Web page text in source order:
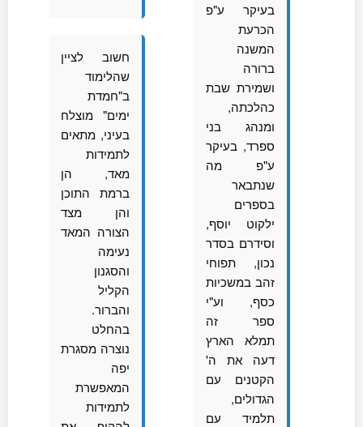
בעיקר ע"פ
הכרעת
המשנה
ברורה
ושמירת שבת
כהלכתה,
ומנהג בני
ספרד, בעיקר
ע"פ מה
שנתבאר
בספרים
ילקוט יוסף,
וסידרם בסדר
נכון, תפוחי
זהב במשכיות
כסף, וע"י
ספר זה
תמלא הארץ
דעה את ה'
הקטנים עם
הגדולים,
תלמיד עם
חשוב לציין
שהלימוד
ב"חמדת
ימים" מוצלח
בעיני, מתאים
לתמידות
מאד, הן
ברמת התוכן
והן מצד
הצורה המאד
נעימה
והסגנון
הקליל
והברור.
בהחלט
נוצרה מסגרת
יפה
המאפשרת
לתמידות